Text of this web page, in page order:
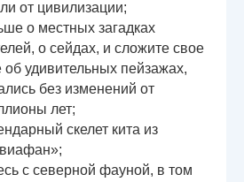
от цивилизации;
о местных загадках
о сейдах, и сложите свое
об удивительных пейзажах,
без изменений от
лет;
скелет кита из
с северной фауной, в том